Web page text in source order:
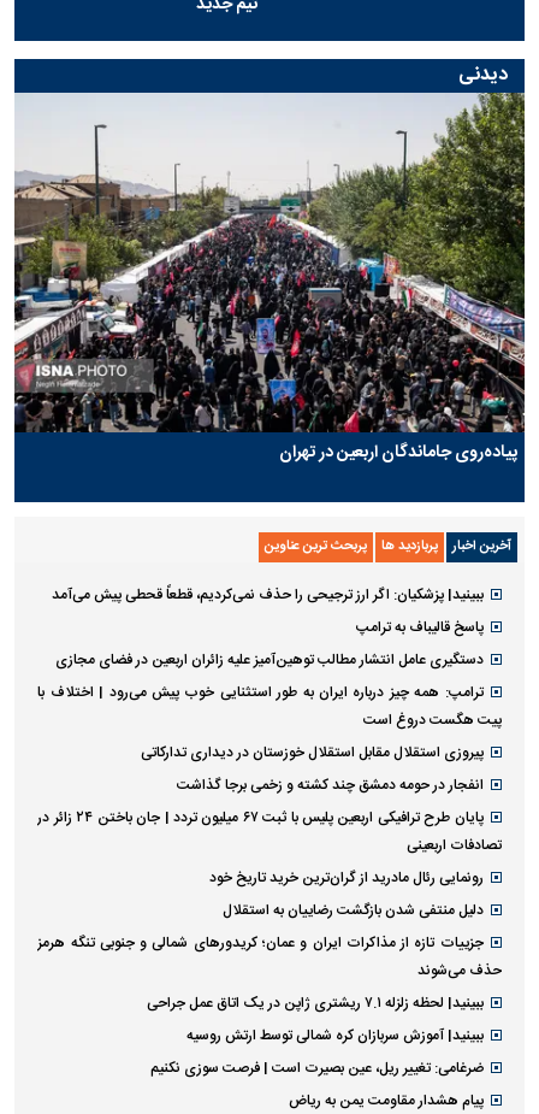
دیدنی
پیاده‌روی جاماندگان اربعین در تهران
آخرین اخبار پربازدید ها پربحث ترین عناوین
ببینید| پزشکیان: اگر ارز ترجیحی را حذف نمی‌کردیم، قطعاً قحطی پیش می‌آمد
پاسخ قالیباف به ترامپ
دستگیری عامل انتشار مطالب توهین‌آمیز علیه زائران اربعین در فضای مجازی
ترامپ: همه چیز درباره ایران به طور استثنایی خوب پیش می‌رود | اختلاف با
پیت هگست دروغ است
پیروزی استقلال مقابل استقلال خوزستان در دیداری تدارکاتی
انفجار در حومه دمشق چند کشته و زخمی برجا گذاشت
پایان طرح ترافیکی اربعین پلیس با ثبت ۶۷ میلیون تردد | جان باختن ۲۴ زائر در
تصادفات اربعینی
رونمایی رئال مادرید از گران‌ترین خرید تاریخ خود
دلیل منتفی شدن بازگشت رضاییان به استقلال
جزییات تازه از مذاکرات ایران و عمان؛ کریدورهای شمالی و جنوبی تنگه هرمز
حذف می‌شوند
ببینید| لحظه زلزله ۷.۱ ریشتری ژاپن در یک اتاق عمل جراحی
ببینید| آموزش سربازان کره شمالی توسط ارتش روسیه
ضرغامی: تغییر ریل، عین بصیرت است | فرصت سوزی نکنیم
پیام هشدار مقاومت یمن به ریاض